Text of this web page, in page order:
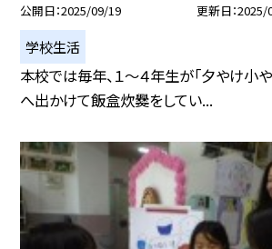
公開日 2025/09/19 更新日 2025/
学校生活
本校では毎年、１～４年生が「夕やけ小
へ出かけて飯盒炊爨をしてい...